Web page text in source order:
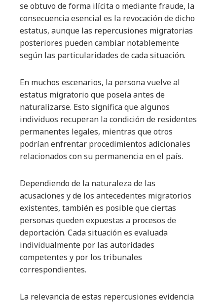
se obtuvo de forma ilícita o mediante fraude, la
consecuencia esencial es la revocación de dicho
estatus, aunque las repercusiones migratorias
posteriores pueden cambiar notablemente
según las particularidades de cada situación.
En muchos escenarios, la persona vuelve al
estatus migratorio que poseía antes de
naturalizarse. Esto significa que algunos
individuos recuperan la condición de residentes
permanentes legales, mientras que otros
podrían enfrentar procedimientos adicionales
relacionados con su permanencia en el país.
Dependiendo de la naturaleza de las
acusaciones y de los antecedentes migratorios
existentes, también es posible que ciertas
personas queden expuestas a procesos de
deportación. Cada situación es evaluada
individualmente por las autoridades
competentes y por los tribunales
correspondientes.
La relevancia de estas repercusiones evidencia